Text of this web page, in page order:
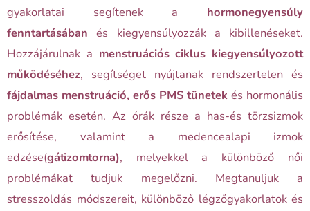
gyakorlatai segítenek a hormonegyensúly
fenntartásában és kiegyensúlyozzák a kibillenéseket.
Hozzájárulnak a menstruációs ciklus kiegyensúlyozott
működéséhez, segítséget nyújtanak rendszertelen és
fájdalmas menstruáció, erős PMS tünetek és hormonális
problémák esetén. Az órák része a has-és törzsizmok
erősítése, valamint a medencealapi izmok
edzése(gátizomtorna), melyekkel a különböző női
problémákat tudjuk megelőzni. Megtanuljuk a
stresszoldás módszereit, különböző légzőgyakorlatok és